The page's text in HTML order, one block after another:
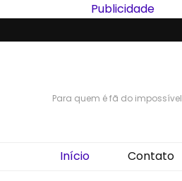
Para quem é fã do impossível
Início Contato